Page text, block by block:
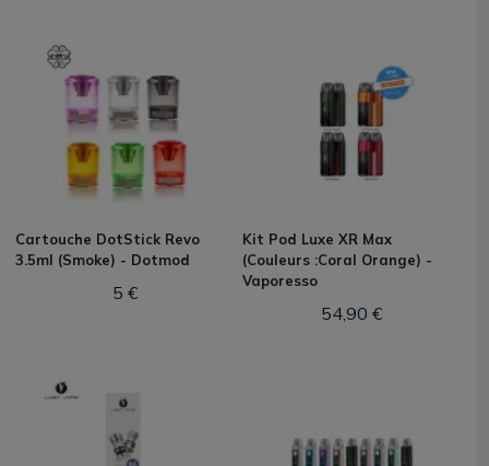
Cartouche DotStick Revo
3.5ml (Smoke) - Dotmod
5 €
Kit Pod Luxe XR Max
(Couleurs :Coral Orange) -
Vaporesso
54,90 €